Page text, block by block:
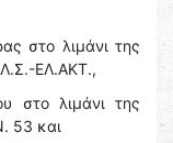
στο λιμάνι της
Λ.Σ.-ΕΛ.ΑΚΤ.,
στο λιμάνι της
53 και